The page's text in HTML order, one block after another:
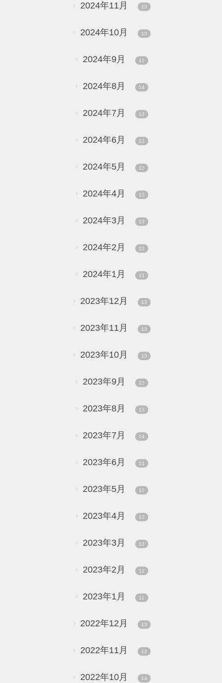
2024年11月 13
2024年10月 13
2024年9月 13
2024年8月 14
2024年7月 13
2024年6月 13
2024年5月 13
2024年4月 13
2024年3月 13
2024年2月 13
2024年1月 11
2023年12月 13
2023年11月 13
2023年10月 13
2023年9月 13
2023年8月 13
2023年7月 14
2023年6月 11
2023年5月 13
2023年4月 13
2023年3月 13
2023年2月 12
2023年1月 12
2022年12月 13
2022年11月 12
2022年10月 14